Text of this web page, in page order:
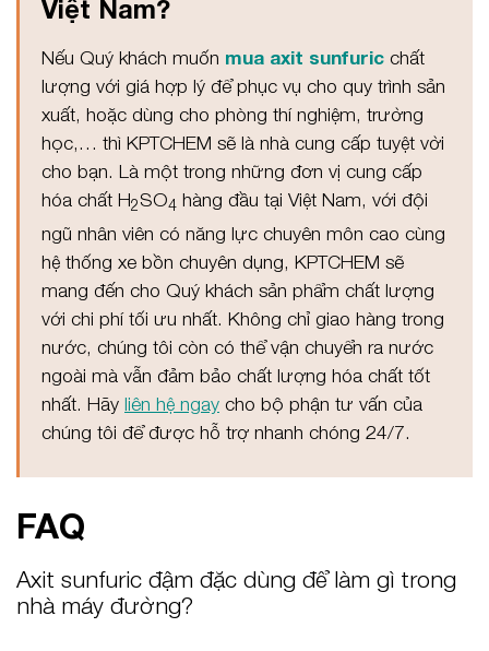
Việt Nam?
Nếu Quý khách muốn mua axit sunfuric chất
lượng với giá hợp lý để phục vụ cho quy trình sản
xuất, hoặc dùng cho phòng thí nghiệm, trường
học,… thì KPTCHEM sẽ là nhà cung cấp tuyệt vời
cho bạn. Là một trong những đơn vị cung cấp
hóa chất H2SO4 hàng đầu tại Việt Nam, với đội
ngũ nhân viên có năng lực chuyên môn cao cùng
hệ thống xe bồn chuyên dụng, KPTCHEM sẽ
mang đến cho Quý khách sản phẩm chất lượng
với chi phí tối ưu nhất. Không chỉ giao hàng trong
nước, chúng tôi còn có thể vận chuyển ra nước
ngoài mà vẫn đảm bảo chất lượng hóa chất tốt
nhất. Hãy liên hệ ngay cho bộ phận tư vấn của
chúng tôi để được hỗ trợ nhanh chóng 24/7.
FAQ
Axit sunfuric đậm đặc dùng để làm gì trong
nhà máy đường?